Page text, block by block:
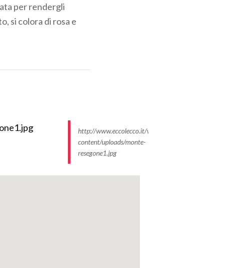
per rendergli
si colora di rosa e
http://www.eccolecco.it/wp-
content/uploads/monte-
resegone1.jpg